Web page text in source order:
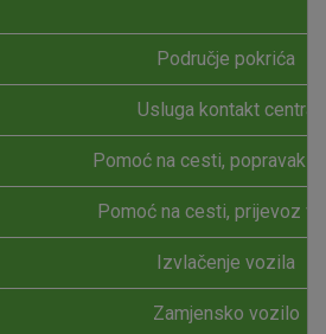
Područje pokrića
Usluga kontakt centra
Pomoć na cesti, popravak
Pomoć na cesti, prijevoz
Izvlačenje vozila
Zamjensko vozilo